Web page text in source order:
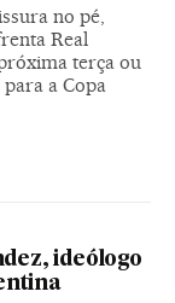
no pé,
Real
terça ou
a Copa
ideólogo